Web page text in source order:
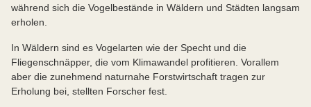
während sich die Vogelbestände in Wäldern und Städten langsam
erholen.
In Wäldern sind es Vogelarten wie der Specht und die
Fliegenschnäpper, die vom Klimawandel profitieren. Vorallem
aber die zunehmend naturnahe Forstwirtschaft tragen zur
Erholung bei, stellten Forscher fest.